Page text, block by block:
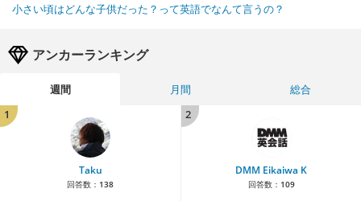
小さい頃はどんな子供だった？って英語でなんて言うの？
アンカーランキング
週間 月間
総合
1
Taku
回答数： 138
2
DMM Eikaiwa K
回答数： 109